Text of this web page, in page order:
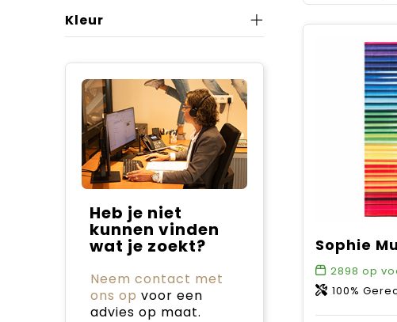
Kleur
Heb je niet
kunnen vinden
wat je zoekt?
Neem contact met
ons op voor een
advies op maat.
2898 op
100%